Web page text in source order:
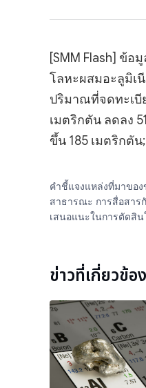
[SMM Flash] ข้อ
โลหะผสมอะลูมิเ
ปริมาณที่จดทะเบี
เมตริกตัน ลดลง
ขึ้น 185 เมตริกตั
คำชี้แจงแหล่งที่มาขอ
สาธารณะ การสื่อสาร
เสนอแนะในการตัดสิน
ข่าวที่เกี่ยวข้อง